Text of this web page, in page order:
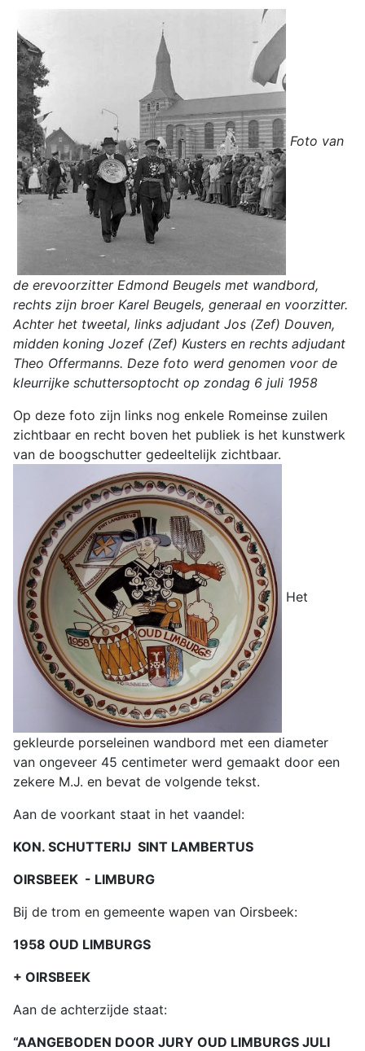
Foto van
de erevoorzitter Edmond Beugels met wandbord,
rechts zijn broer Karel Beugels, generaal en voorzitter.
Achter het tweetal, links adjudant Jos (Zef) Douven,
midden koning Jozef (Zef) Kusters en rechts adjudant
Theo Offermanns. Deze foto werd genomen voor de
kleurrijke schuttersoptocht op zondag 6 juli 1958
Op deze foto zijn links nog enkele Romeinse zuilen
zichtbaar en recht boven het publiek is het kunstwerk
van de boogschutter gedeeltelijk zichtbaar.
Het
gekleurde porseleinen wandbord met een diameter
van ongeveer 45 centimeter werd gemaakt door een
zekere M.J. en bevat de volgende tekst.
Aan de voorkant staat in het vaandel:
KON. SCHUTTERIJ SINT LAMBERTUS
OIRSBEEK - LIMBURG
Bij de trom en gemeente wapen van Oirsbeek:
1958 OUD LIMBURGS
+ OIRSBEEK
Aan de achterzijde staat:
“AANGEBODEN DOOR JURY OUD LIMBURGS JULI